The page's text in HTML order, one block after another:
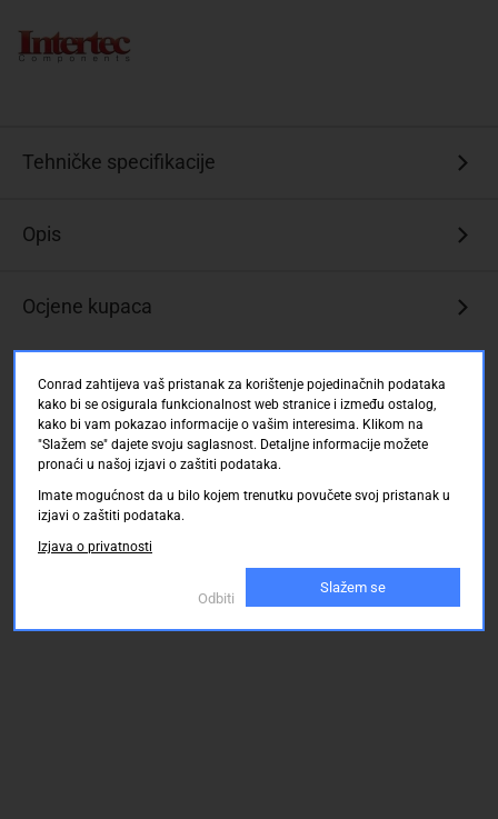
Tehničke specifikacije
Opis
Ocjene kupaca
Conrad zahtijeva vaš pristanak za korištenje pojedinačnih podataka
kako bi se osigurala funkcionalnost web stranice i između ostalog,
kako bi vam pokazao informacije o vašim interesima. Klikom na
"Slažem se" dajete svoju saglasnost. Detaljne informacije možete
pronaći u našoj izjavi o zaštiti podataka.
Imate mogućnost da u bilo kojem trenutku povučete svoj pristanak u
izjavi o zaštiti podataka.
Izjava o privatnosti
Odbiti
Slažem se